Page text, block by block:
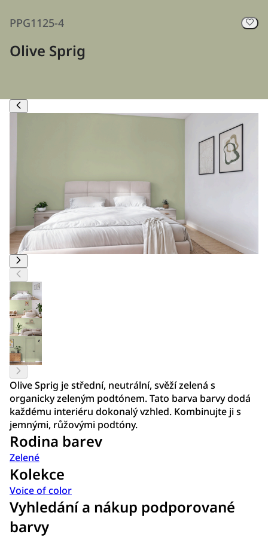
PPG1125-4
Olive Sprig
Olive Sprig je střední, neutrální, svěží zelená s
organicky zeleným podtónem. Tato barva barvy dodá
každému interiéru dokonalý vzhled. Kombinujte ji s
jemnými, růžovými podtóny.
Rodina barev
Zelené
Kolekce
Voice of color
Vyhledání a nákup podporované
barvy